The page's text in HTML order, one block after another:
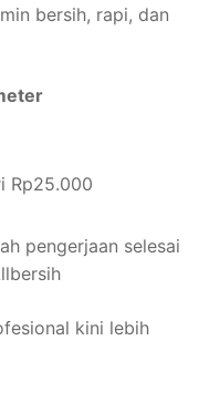
bersih, rapi, dan
Rp25.000
pengerjaan selesai
kini lebih